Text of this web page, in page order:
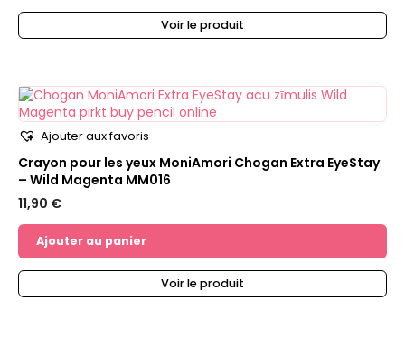
Voir le produit
Ajouter aux favoris
Crayon pour les yeux MoniAmori Chogan Extra EyeStay
– Wild Magenta MM016
11,90 €
Ajouter au panier
Voir le produit